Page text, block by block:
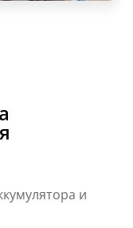
и